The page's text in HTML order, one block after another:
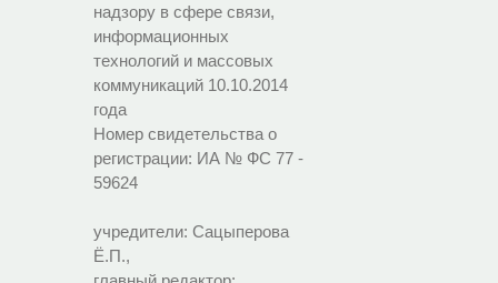
надзору в сфере связи,
информационных
технологий и массовых
коммуникаций 10.10.2014
года
Номер свидетельства о
регистрации: ИА № ФС 77 -
59624
учредители: Сацыперова
Ё.П.,